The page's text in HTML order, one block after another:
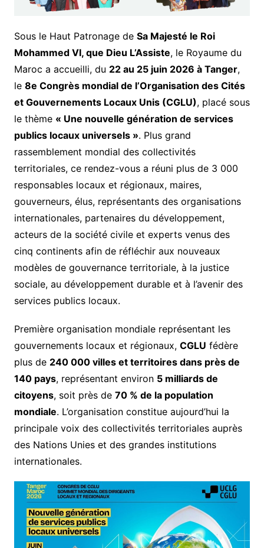
Sous le Haut Patronage de Sa Majesté le Roi
Mohammed VI, que Dieu L’Assiste, le Royaume du
Maroc a accueilli, du 22 au 25 juin 2026 à Tanger,
le 8e Congrès mondial de l’Organisation des Cités
et Gouvernements Locaux Unis (CGLU), placé sous
le thème « Une nouvelle génération de services
publics locaux universels ». Plus grand
rassemblement mondial des collectivités
territoriales, ce rendez-vous a réuni plus de 3 000
responsables locaux et régionaux, maires,
gouverneurs, élus, représentants des organisations
internationales, partenaires du développement,
acteurs de la société civile et experts venus des
cinq continents afin de réfléchir aux nouveaux
modèles de gouvernance territoriale, à la justice
sociale, au développement durable et à l’avenir des
services publics locaux.
Première organisation mondiale représentant les
gouvernements locaux et régionaux, CGLU fédère
plus de 240 000 villes et territoires dans près de
140 pays, représentant environ 5 milliards de
citoyens, soit près de 70 % de la population
mondiale. L’organisation constitue aujourd’hui la
principale voix des collectivités territoriales auprès
des Nations Unies et des grandes institutions
internationales.